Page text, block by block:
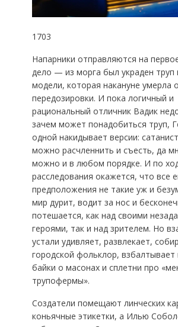
1703
Напарники отправляются на
дело — из морга был украден труп
модели, которая накануне умерла
передозировки. И пока логичный и
рациональный отличник Вадик
зачем может понадобиться труп,
одной накидывает версии:
можно расчленнить и съесть, да
можно и в любом порядке. И по
расследования окажется, что все
предположения не такие уж и
мир дурит, водит за нос и
потешается, как над своими
героями, так и над зрителем. Но
устали удивляет, развлекает,
городской фольклор,
байки о масонах и сплетни про
трупофермы».
Создатели помещают линческих
коньячные этикетки, а Илью